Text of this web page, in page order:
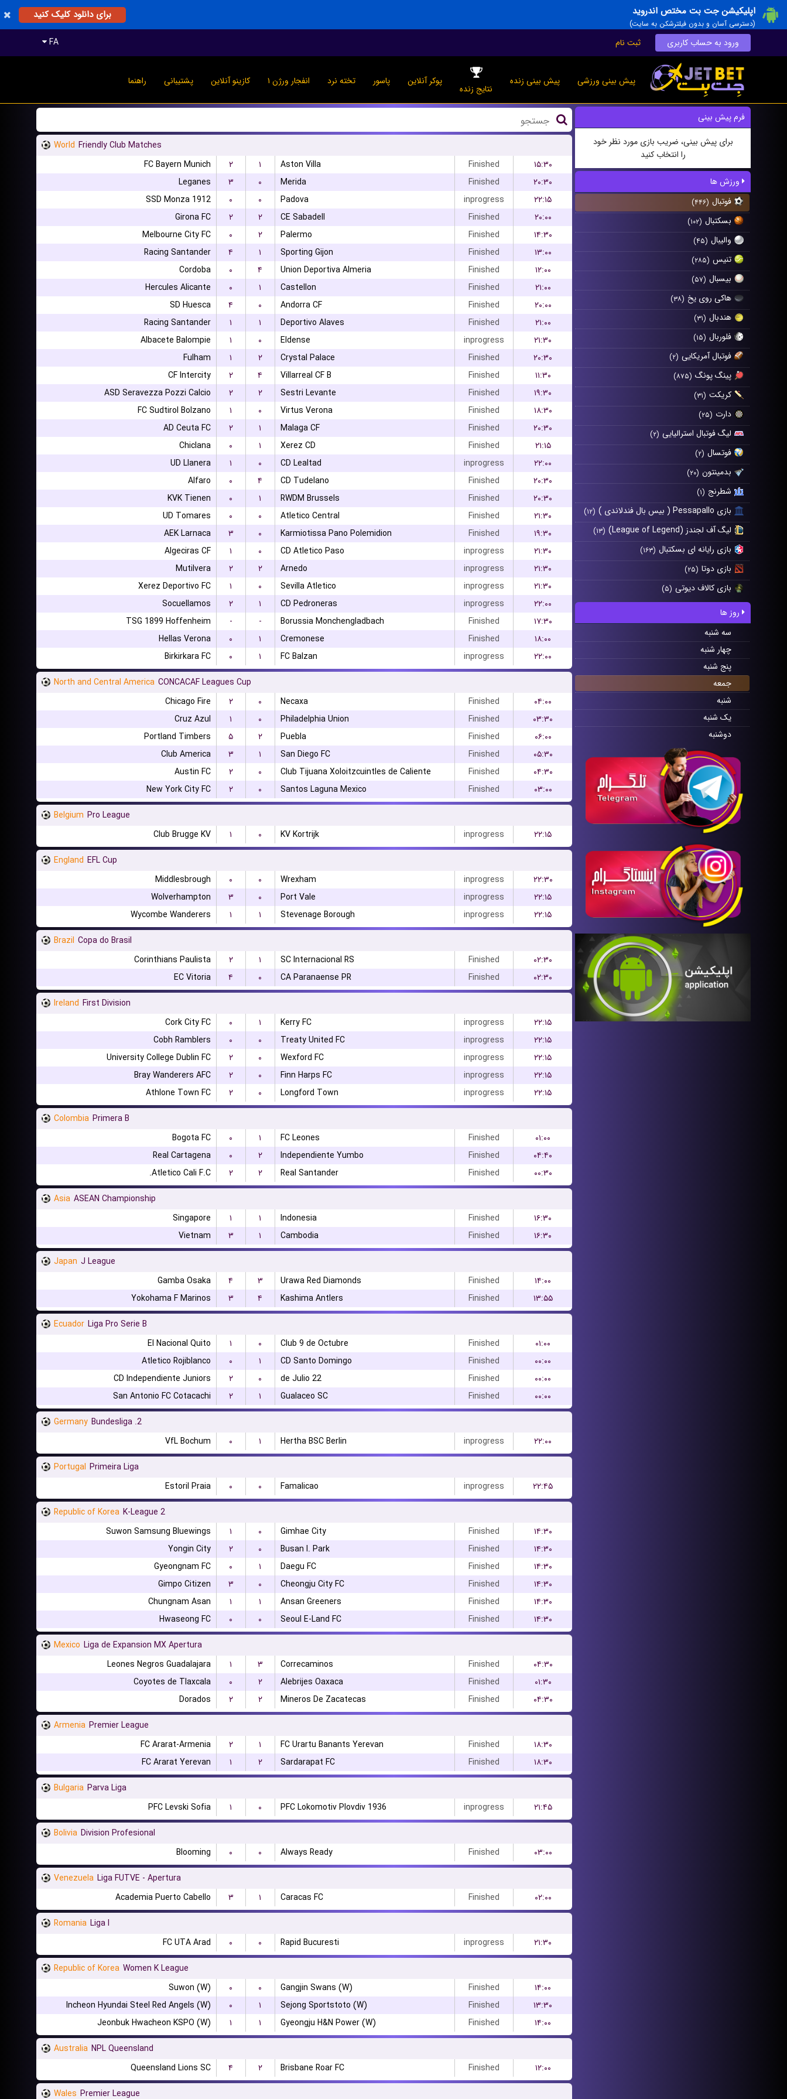
اپلیکیشن جت بت مختص اندروید
(دسترسی آسان و بدون فیلترشکن به سایت)
برای دانلود کلیک کنید
FA ورود به حساب کاربری ثبت نام
پیش بینی ورزشی پیش بینی زنده
نتایج زنده
پوکر آنلاین پاسور تخته نرد انفجار ورژن ۱ کازینو آنلاین پشتیبانی راهنما
فرم پیش بینی
برای پیش بینی، ضریب بازی مورد نظر خود
را انتخاب کنید
ورزش ها
فوتبال (۴۴۶)
بسکتبال (۱۰۲)
والیبال (۴۵)
تنیس (۲۸۵)
بیسبال (۵۷)
هاکی روی یخ (۳۸)
هندبال (۳۱)
فلوربال (۱۵)
فوتبال آمریکایی (۲)
پینگ پونگ (۸۷۵)
کریکت (۳۱)
دارت (۲۵)
لیگ فوتبال استرالیایی (۲)
فوتسال (۲)
بدمینتون (۲۰)
شطرنج (۱)
بازی Pessapallo ( بیس بال فندلاندی ) (۱۲)
لیگ آف لجندز (League of Legend) (۱۳)
بازی رایانه ای بسکتبال (۱۶۳)
بازی دوتا (۲۵)
بازی کالاف دیوتی (۵)
روز ها
سه شنبه
چهار شنبه
پنج شنبه
جمعه
شنبه
یک شنبه
دوشنبه
World Friendly Club Matches
FC Bayern Munich
۲ ۱ Aston Villa Finished
۱۵:۳۰
Leganes
۳ ۰ Merida Finished
۲۰:۳۰
SSD Monza 1912
۰ ۰ Padova inprogress
۲۲:۱۵
Girona FC
۲ ۲ CE Sabadell Finished
۲۰:۰۰
Melbourne City FC
۰ ۲ Palermo Finished
۱۴:۳۰
Racing Santander
۴ ۱ Sporting Gijon Finished
۱۳:۰۰
Cordoba
۰ ۴ Union Deportiva Almeria Finished
۱۲:۰۰
Hercules Alicante
۰ ۱ Castellon Finished
۲۱:۰۰
SD Huesca
۴ ۰ Andorra CF Finished
۲۰:۰۰
Racing Santander
۱ ۱ Deportivo Alaves Finished
۲۱:۰۰
Albacete Balompie
۱ ۰ Eldense inprogress
۲۱:۳۰
Fulham
۱ ۲ Crystal Palace Finished
۲۰:۳۰
CF Intercity
۲ ۴ Villarreal CF B Finished
۱۱:۳۰
ASD Seravezza Pozzi Calcio
۲ ۲ Sestri Levante Finished
۱۹:۳۰
FC Sudtirol Bolzano
۱ ۰ Virtus Verona Finished
۱۸:۳۰
AD Ceuta FC
۲ ۱ Malaga CF Finished
۲۰:۳۰
Chiclana
۰ ۱ Xerez CD Finished
۲۱:۱۵
UD Llanera
۱ ۰ CD Lealtad inprogress
۲۲:۰۰
Alfaro
۰ ۴ CD Tudelano Finished
۲۰:۳۰
KVK Tienen
۰ ۱ RWDM Brussels Finished
۲۰:۳۰
UD Tomares
۰ ۰ Atletico Central Finished
۲۱:۳۰
AEK Larnaca
۳ ۰ Karmiotissa Pano Polemidion Finished
۱۹:۳۰
Algeciras CF
۱ ۰ CD Atletico Paso inprogress
۲۱:۳۰
Mutilvera
۲ ۲ Arnedo inprogress
۲۱:۳۰
Xerez Deportivo FC
۱ ۰ Sevilla Atletico inprogress
۲۱:۳۰
Socuellamos
۲ ۱ CD Pedroneras inprogress
۲۲:۰۰
TSG 1899 Hoffenheim
- - Borussia Monchengladbach Finished
۱۷:۳۰
Hellas Verona
۰ ۱ Cremonese Finished
۱۸:۰۰
Birkirkara FC
۰ ۱ FC Balzan inprogress
۲۲:۰۰
North and Central America CONCACAF Leagues Cup
Chicago Fire
۲ ۰ Necaxa Finished
۰۴:۰۰
Cruz Azul
۱ ۰ Philadelphia Union Finished
۰۳:۳۰
Portland Timbers
۵ ۲ Puebla Finished
۰۶:۰۰
Club America
۳ ۱ San Diego FC Finished
۰۵:۳۰
Austin FC
۲ ۰ Club Tijuana Xoloitzcuintles de Caliente Finished
۰۴:۳۰
New York City FC
۲ ۰ Santos Laguna Mexico Finished
۰۳:۰۰
Belgium Pro League
Club Brugge KV
۱ ۰ KV Kortrijk inprogress
۲۲:۱۵
England EFL Cup
Middlesbrough
۰ ۰ Wrexham inprogress
۲۲:۳۰
Wolverhampton
۳ ۰ Port Vale inprogress
۲۲:۱۵
Wycombe Wanderers
۱ ۱ Stevenage Borough inprogress
۲۲:۱۵
Brazil Copa do Brasil
Corinthians Paulista
۲ ۱ SC Internacional RS Finished
۰۲:۳۰
EC Vitoria
۴ ۰ CA Paranaense PR Finished
۰۲:۳۰
Ireland First Division
Cork City FC
۰ ۱ Kerry FC inprogress
۲۲:۱۵
Cobh Ramblers
۰ ۰ Treaty United FC inprogress
۲۲:۱۵
University College Dublin FC
۲ ۰ Wexford FC inprogress
۲۲:۱۵
Bray Wanderers AFC
۲ ۰ Finn Harps FC inprogress
۲۲:۱۵
Athlone Town FC
۲ ۰ Longford Town inprogress
۲۲:۱۵
Colombia Primera B
Bogota FC
۰ ۱ FC Leones Finished
۰۱:۰۰
Real Cartagena
۰ ۲ Independiente Yumbo Finished
۰۴:۴۰
Atletico Cali F.C.
۲ ۲ Real Santander Finished
۰۰:۳۰
Asia ASEAN Championship
Singapore
۱ ۱ Indonesia Finished
۱۶:۳۰
Vietnam
۳ ۱ Cambodia Finished
۱۶:۳۰
Japan J League
Gamba Osaka
۴ ۳ Urawa Red Diamonds Finished
۱۴:۰۰
Yokohama F Marinos
۳ ۴ Kashima Antlers Finished
۱۳:۵۵
Ecuador Liga Pro Serie B
El Nacional Quito
۱ ۰ Club 9 de Octubre Finished
۰۱:۰۰
Atletico Rojiblanco
۰ ۱ CD Santo Domingo Finished
۰۰:۰۰
CD Independiente Juniors
۲ ۰ 22 de Julio Finished
۰۰:۰۰
San Antonio FC Cotacachi
۲ ۱ Gualaceo SC Finished
۰۰:۰۰
Germany
2. Bundesliga
VfL Bochum
۰ ۱ Hertha BSC Berlin inprogress
۲۲:۰۰
Portugal Primeira Liga
Estoril Praia
۰ ۰ Famalicao inprogress
۲۲:۴۵
Republic of Korea K-League 2
Suwon Samsung Bluewings
۱ ۰ Gimhae City Finished
۱۴:۳۰
Yongin City
۲ ۰ Busan I. Park Finished
۱۴:۳۰
Gyeongnam FC
۰ ۱ Daegu FC Finished
۱۴:۳۰
Gimpo Citizen
۳ ۰ Cheongju City FC Finished
۱۴:۳۰
Chungnam Asan
۱ ۱ Ansan Greeners Finished
۱۴:۳۰
Hwaseong FC
۰ ۰ Seoul E-Land FC Finished
۱۴:۳۰
Mexico Liga de Expansion MX Apertura
Leones Negros Guadalajara
۱ ۳ Correcaminos Finished
۰۴:۳۰
Coyotes de Tlaxcala
۰ ۲ Alebrijes Oaxaca Finished
۰۱:۳۰
Dorados
۲ ۲ Mineros De Zacatecas Finished
۰۴:۳۰
Armenia Premier League
FC Ararat-Armenia
۲ ۱ FC Urartu Banants Yerevan Finished
۱۸:۳۰
FC Ararat Yerevan
۱ ۲ Sardarapat FC Finished
۱۸:۳۰
Bulgaria Parva Liga
PFC Levski Sofia
۱ ۰ PFC Lokomotiv Plovdiv 1936 inprogress
۲۱:۴۵
Bolivia Division Profesional
Blooming
۰ ۰ Always Ready Finished
۰۳:۰۰
Venezuela Liga FUTVE - Apertura
Academia Puerto Cabello
۳ ۱ Caracas FC Finished
۰۲:۰۰
Romania Liga I
FC UTA Arad
۰ ۰ Rapid Bucuresti inprogress
۲۱:۳۰
Republic of Korea Women K League
Suwon (W)
۰ ۰ Gangjin Swans (W) Finished
۱۴:۰۰
Incheon Hyundai Steel Red Angels (W)
۰ ۱ Sejong Sportstoto (W) Finished
۱۳:۳۰
Jeonbuk Hwacheon KSPO (W)
۱ ۱ Gyeongju H&N Power (W) Finished
۱۴:۰۰
Australia NPL Queensland
Queensland Lions SC
۴ ۲ Brisbane Roar FC Finished
۱۲:۰۰
Wales Premier League